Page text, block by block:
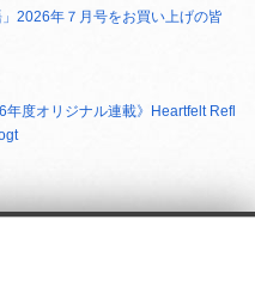
2026年７月号をお買い上げの皆
度オリジナル連載》Heartfelt Refl